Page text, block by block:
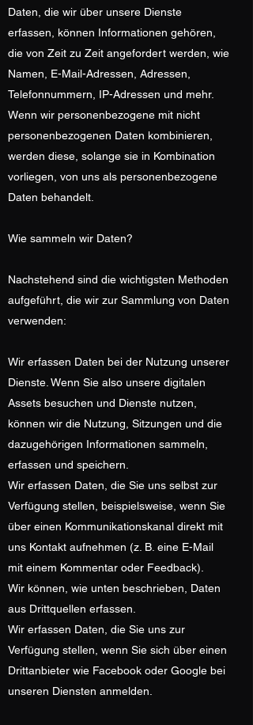
Daten, die wir über unsere Dienste
erfassen, können Informationen gehören,
die von Zeit zu Zeit angefordert werden, wie
Namen, E-Mail-Adressen, Adressen,
Telefonnummern, IP-Adressen und mehr.
Wenn wir personenbezogene mit nicht
personenbezogenen Daten kombinieren,
werden diese, solange sie in Kombination
vorliegen, von uns als personenbezogene
Daten behandelt.
Wie sammeln wir Daten?
Nachstehend sind die wichtigsten Methoden
aufgeführt, die wir zur Sammlung von Daten
verwenden:
Wir erfassen Daten bei der Nutzung unserer
Dienste. Wenn Sie also unsere digitalen
Assets besuchen und Dienste nutzen,
können wir die Nutzung, Sitzungen und die
dazugehörigen Informationen sammeln,
erfassen und speichern.
Wir erfassen Daten, die Sie uns selbst zur
Verfügung stellen, beispielsweise, wenn Sie
über einen Kommunikationskanal direkt mit
uns Kontakt aufnehmen (z. B. eine E-Mail
mit einem Kommentar oder Feedback).
Wir können, wie unten beschrieben, Daten
aus Drittquellen erfassen.
Wir erfassen Daten, die Sie uns zur
Verfügung stellen, wenn Sie sich über einen
Drittanbieter wie Facebook oder Google bei
unseren Diensten anmelden.